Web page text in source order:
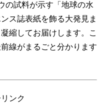
の試料が示す「地球の水
ス誌表紙を飾る大発見ま
縮してお届けします。こ
線がまるごと分かります
ンク